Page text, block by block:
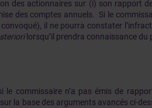
des actionnaires sur (i) son rapport
des comptes annuels. Si le
convoqué), il ne pourra constater
lorsqu’il prendra connaissance du
le commissaire n’a pas émis de
la base des arguments avancés ci-